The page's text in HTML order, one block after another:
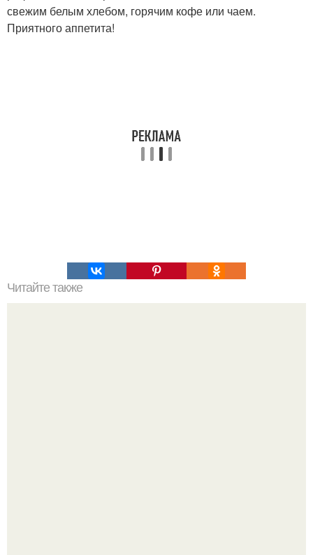
свежим белым хлебом, горячим кофе или чаем.
Приятного аппетита!
Читайте также